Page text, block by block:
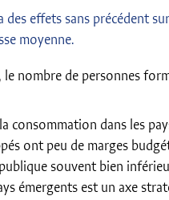
effets sans précédent
moyenne.
le nombre de personnes
consommation dans les
ont peu de marges
souvent bien
émergents est un axe